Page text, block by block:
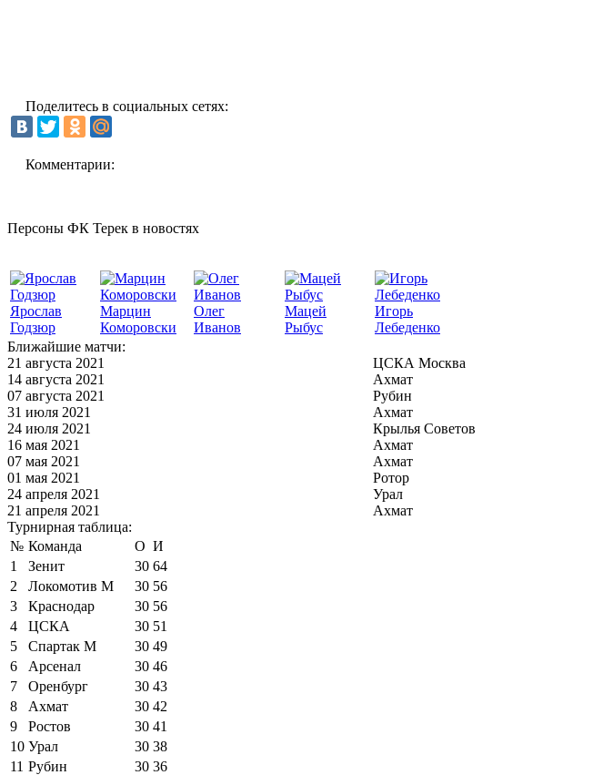
Поделитесь в социальных сетях:
Комментарии:
Персоны ФК Терек в новостях
Ярослав
Годзюр
Марцин
Коморовски
Олег
Иванов
Мацей
Рыбус
Игорь
Лебеденко
Ближайшие матчи:
21 августа 2021
ЦСКА Москва
14 августа 2021
Ахмат
07 августа 2021
Рубин
31 июля 2021
Ахмат
24 июля 2021
Крылья Советов
16 мая 2021
Ахмат
07 мая 2021
Ахмат
01 мая 2021
Ротор
24 апреля 2021
Урал
21 апреля 2021
Ахмат
Турнирная таблица:
№ Команда О И
1
Зенит 30 64
2
Локомотив М 30 56
3
Краснодар 30 56
4
ЦСКА 30 51
5
Спартак М 30 49
6
Арсенал 30 46
7
Оренбург 30 43
8
Ахмат 30 42
9
Ростов 30 41
10 Урал 30 38
11 Рубин 30 36